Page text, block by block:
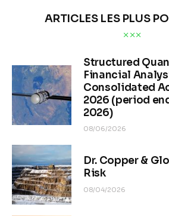
ARTICLES LES PLUS
Structured
Financial
Consolidated
2026 (period
2026)
08/06/2026
Dr. Copper &
Risk
08/04/2026